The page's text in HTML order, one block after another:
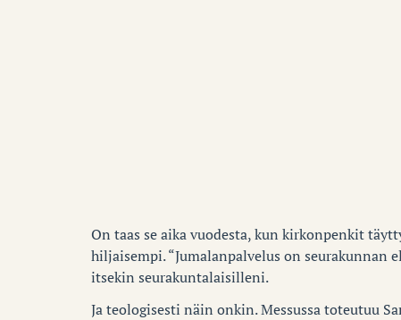
On taas se aika vuodesta, kun kirkonpenkit
hiljaisempi. “Jumalanpalvelus on seurakunnan
itsekin seurakuntalaisilleni.
Ja teologisesti näin onkin. Messussa toteutuu